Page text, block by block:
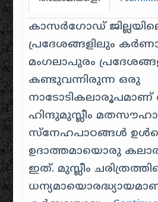
കാസര്‍‌ഗോഡ്‌
പ്രദേശങ്ങളിലും‌
മം‌ഗലാപുരം‌
കണ്ടുവന്നിരുന്ന ഒരു
നാടോടികലാരൂപമാണ്
ഹിന്ദുമുസ്ലീം‌
സ്നേഹപാഠങ്ങള്‍‌
ഉദാത്തമായൊരു
ഇത്‌. മുസ്ലീം‌